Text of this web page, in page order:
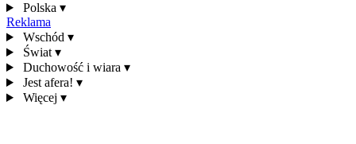
Polska ▾
Reklama
Wschód ▾
Świat ▾
Duchowość i wiara ▾
Jest afera! ▾
Więcej ▾